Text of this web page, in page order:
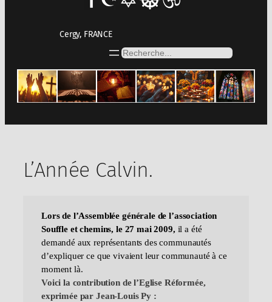
Cergy, FRANCE
Rechercher
L’Année Calvin.
Lors de l’Assemblée générale de l’association
Souffle et chemins, le 27 mai 2009, il a été
demandé aux représentants des communautés
d’expliquer ce que vivaient leur communauté à ce
moment là.
Voici la contribution de l’Eglise Réformée,
exprimée par Jean-Louis Py :